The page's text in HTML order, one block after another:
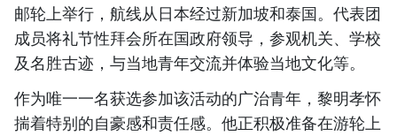
邮轮上举行，航线从日本经过新加坡和泰国。代表团
成员将礼节性拜会所在国政府领导，参观机关、学校
及名胜古迹，与当地青年交流并体验当地文化等。
作为唯一一名获选参加该活动的广治青年，黎明孝怀
揣着特别的自豪感和责任感。他正积极准备在游轮上